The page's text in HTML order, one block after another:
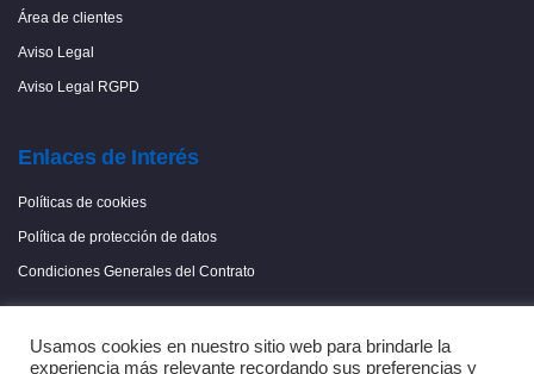
Área de clientes
Aviso Legal
Aviso Legal RGPD
Enlaces de Interés
Políticas de cookies
Política de protección de datos
Condiciones Generales del Contrato
Copyright © 2022 Onlycable Comunicaciones, S.L.
Usamos cookies en nuestro sitio web para brindarle la
experiencia más relevante recordando sus preferencias y